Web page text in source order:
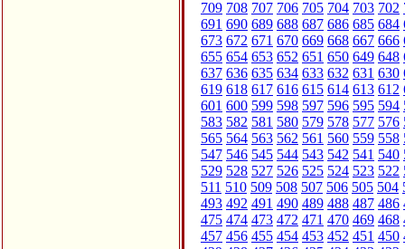
709 708 707 706 705 704 703 702
691 690 689 688 687 686 685 684
673 672 671 670 669 668 667 666
655 654 653 652 651 650 649 648
637 636 635 634 633 632 631 630
619 618 617 616 615 614 613 612
601 600 599 598 597 596 595 594
583 582 581 580 579 578 577 576
565 564 563 562 561 560 559 558
547 546 545 544 543 542 541 540
529 528 527 526 525 524 523 522
511 510 509 508 507 506 505 504
493 492 491 490 489 488 487 486
475 474 473 472 471 470 469 468
457 456 455 454 453 452 451 450